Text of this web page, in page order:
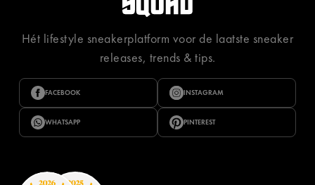
Hét lifestyle sneakerplatform voor de laatste sneaker
releases, trends & tips.
FACEBOOK INSTAGRAM
WHATSAPP PINTEREST